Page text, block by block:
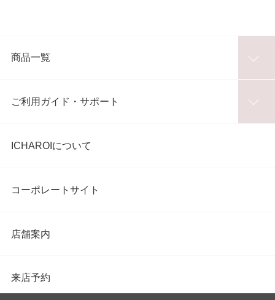
商品一覧
ご利用ガイド・サポート
ICHAROIについて
コーポレートサイト
店舗案内
来店予約